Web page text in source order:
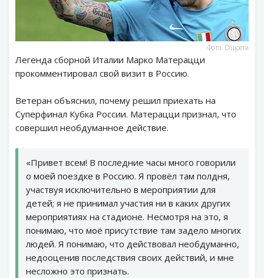
Фото: Соцсети
Легенда сборной Италии Марко Матерацци
прокомментировал свой визит в Россию.
Ветеран объяснил, почему решил приехать на
Суперфинал Кубка России. Матерацци признал, что
совершил необдуманное действие.
«Привет всем! В последние часы много говорили
о моей поездке в Россию. Я провёл там полдня,
участвуя исключительно в мероприятии для
детей; я не принимал участия ни в каких других
мероприятиях на стадионе. Несмотря на это, я
понимаю, что моё присутствие там задело многих
людей. Я понимаю, что действовал необдуманно,
недооценив последствия своих действий, и мне
несложно это признать.